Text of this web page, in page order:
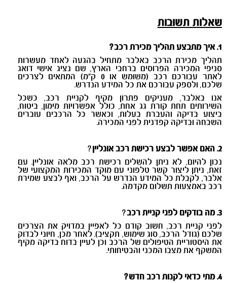
שאלות תשובות
1. איך מתבצע תהליך מכירת רכב?
תהליך מכירת הרכב באלבר מתחיל בהגעה לאחד מעשרות
סניפי המכירה הפרוסים ברחבי הארץ, שם נציג אישי דואג
לאתר עבורכם רכב (משומש או 0 ק"מ) המתאים לצרכים
שלכם, ולספק עבורכם את כל המידע הנדרש.
אנו באלבר, מעניקים פתרון מקיף לקניית רכב, כשכל
השירותים תחת קורת גג אחת, כולל אפשרויות מימון, ביטוח,
ביצוע בדיקה והעברת בעלות, וכאשר כל הרכבים עוברים
השבחה ובדיקה קפדנית לפני המכירה.
2. האם אפשר לבצע רכישת רכב אונליין
?
נכון להיום, לא ניתן להשלים רכישת רכב מלאה אונליין. עם
זאת, ניתן ליצור קשר טלפוני עם מוקד המכירות המקצועי של
אלבר, לקבלת כל המידע הנדרש על הרכב, ואף לבצע שמירת
רכב באמצעות תשלום מקדמה.
3. מה בודקים לפני קניית רכב
?
לפני קניית רכב, חשוב קודם כל לאפיין במדויק את הצרכים
שלכם (גודל הרכב, סוג שימוש, תקציב). לאחר מכן, חיוני לבדוק
את היסטוריית הטיפולים של הרכב וכן לעיין בדוח בדיקה מקיף
המשקף את מצבו המכני והבטיחותי.
4. מתי כדאי לקנות רכב חדש
?